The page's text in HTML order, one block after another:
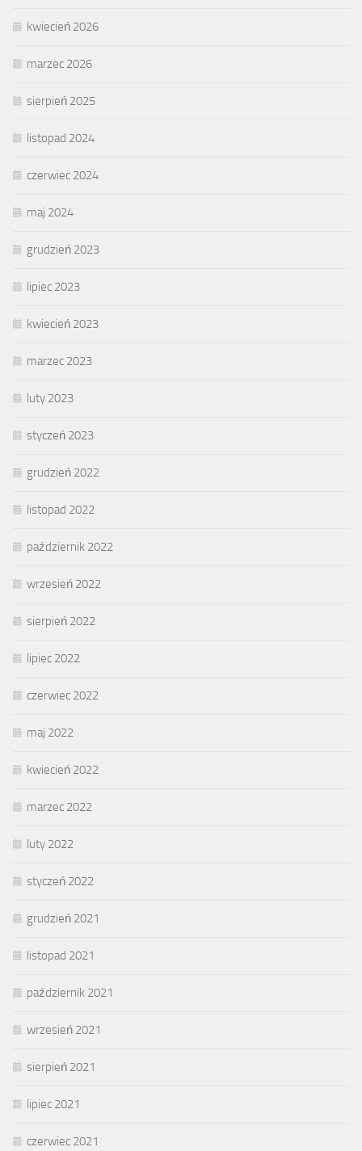
kwiecień 2026
marzec 2026
sierpień 2025
listopad 2024
czerwiec 2024
maj 2024
grudzień 2023
lipiec 2023
kwiecień 2023
marzec 2023
luty 2023
styczeń 2023
grudzień 2022
listopad 2022
październik 2022
wrzesień 2022
sierpień 2022
lipiec 2022
czerwiec 2022
maj 2022
kwiecień 2022
marzec 2022
luty 2022
styczeń 2022
grudzień 2021
listopad 2021
październik 2021
wrzesień 2021
sierpień 2021
lipiec 2021
czerwiec 2021